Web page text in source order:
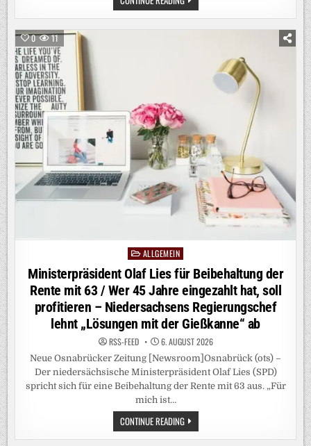
FORDERN
VON
LINNEMANN
ALIBIVERANSTALTUNG“
MÜSSTE
ZEHN
EURO
TEURER
WERDEN
–
DEUTSCHE
SIND
„HÄUFIG
DICKER
UND
RAUCHEN
MEHR“
0 11
Posted
in
ALLGEMEIN
Ministerpräsident Olaf Lies für Beibehaltung der
Rente mit 63 / Wer 45 Jahre eingezahlt hat, soll
profitieren – Niedersachsens Regierungschef
lehnt „Lösungen mit der Gießkanne“ ab
RSS-FEED 6. AUGUST 2026
Neue Osnabrücker Zeitung [Newsroom]Osnabrück (ots) –
Der niedersächsische Ministerpräsident Olaf Lies (SPD)
spricht sich für eine Beibehaltung der Rente mit 63 aus. „Für
mich ist…
CONTINUE READINGMINISTERPRÄSIDENT
OLAF
LIES